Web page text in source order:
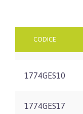
CODICE
1774GES10
1774GES17